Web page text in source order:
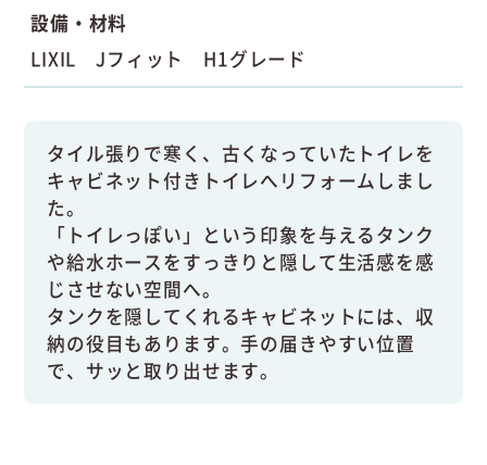
設備・材料
LIXIL Jフィット H1グレード
タイル張りで寒く、古くなっていたトイレを
キャビネット付きトイレへリフォームしまし
た。
「トイレっぽい」という印象を与えるタンク
や給水ホースをすっきりと隠して生活感を感
じさせない空間へ。
タンクを隠してくれるキャビネットには、収
納の役目もあります。手の届きやすい位置
で、サッと取り出せます。